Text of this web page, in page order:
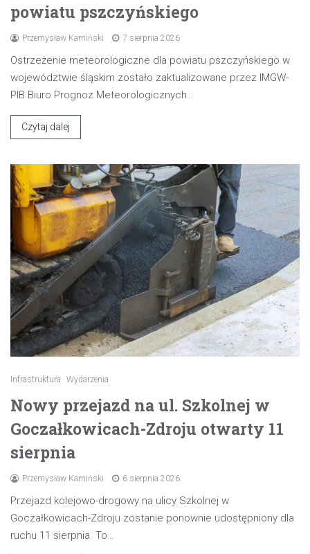
powiatu pszczyńskiego
Przemysław Kamiński 7 sierpnia 2026
Ostrzeżenie meteorologiczne dla powiatu pszczyńskiego w
województwie śląskim zostało zaktualizowane przez IMGW-
PIB Biuro Prognoz Meteorologicznych…
Czytaj dalej
Infrastruktura Wydarzenia
Nowy przejazd na ul. Szkolnej w
Goczałkowicach-Zdroju otwarty 11
sierpnia
Przemysław Kamiński 6 sierpnia 2026
Przejazd kolejowo-drogowy na ulicy Szkolnej w
Goczałkowicach-Zdroju zostanie ponownie udostępniony dla
ruchu 11 sierpnia. To…